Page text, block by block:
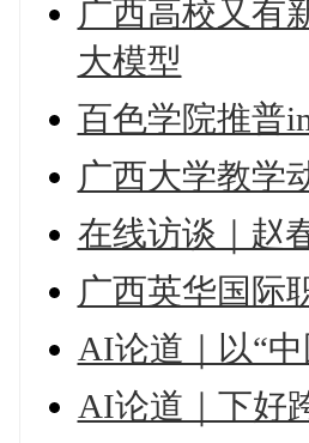
广西高校又有
大模型
百色学院推普
广西大学教学
在线访谈｜赵
广西英华国际
AI论道｜以“
AI论道｜下好